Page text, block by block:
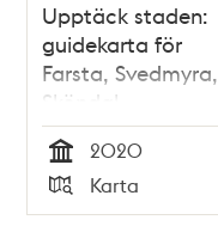
Upptäck staden:
guidekarta för
Farsta, Svedmyra,
Sköndal,
Gubbängen &
Hökarängen
Tid
2020
Typ
Karta